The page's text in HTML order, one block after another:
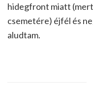
hidegfront miatt
csemetére) éjfél és
aludtam.